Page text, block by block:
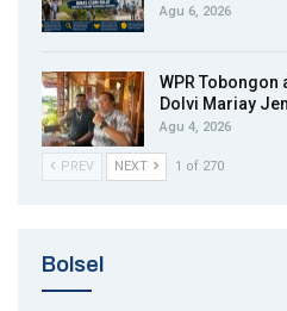
Agu 6, 2026
WPR Tobongon
Dolvi Mariay
Agu 4, 2026
PREV NEXT 1 of 270
Bolsel